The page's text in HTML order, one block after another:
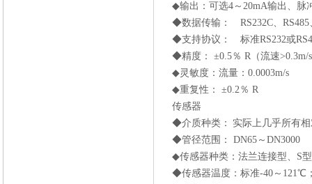
◆输出：可选4 ～ 20mA输出、脉
◆数据传输： RS232C、 RS485
◆支持协议： 标准RS232或
◆精度：
±0.5％ R （流速>0.3m/s
◆灵敏度：流量： 0.0003m/s
◆重复性：
±0.2％ R
传感器
◆介质种类：
实际上几乎所有
◆管径范围：
DN65 ～ DN3000
◆传感器种类：法兰连接型、 S
◆传感器温度：标准-40 ～ 121℃